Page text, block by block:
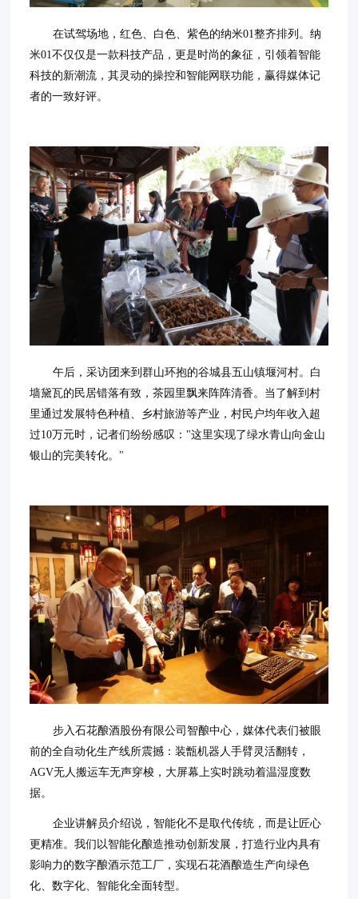
在试驾场地，红色、白色、紫色的纳米01整齐排列。纳
米01不仅仅是一款科技产品，更是时尚的象征，引领着智能
科技的新潮流，其灵动的操控和智能网联功能，赢得媒体记
者的一致好评。
午后，采访团来到群山环抱的谷城县五山镇堰河村。白
墙黛瓦的民居错落有致，茶园里飘来阵阵清香。当了解到村
里通过发展特色种植、乡村旅游等产业，村民户均年收入超
过10万元时，记者们纷纷感叹："这里实现了绿水青山向金山
银山的完美转化。"
步入石花酿酒股份有限公司智酿中心，媒体代表们被眼
前的全自动化生产线所震撼：装甑机器人手臂灵活翻转，
AGV无人搬运车无声穿梭，大屏幕上实时跳动着温湿度数
据。
企业讲解员介绍说，智能化不是取代传统，而是让匠心
更精准。我们以智能化酿造推动创新发展，打造行业内具有
影响力的数字酿酒示范工厂，实现石花酒酿造生产向绿色
化、数字化、智能化全面转型。